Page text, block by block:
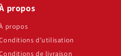
propos
propos
d'utilisation
de livraison